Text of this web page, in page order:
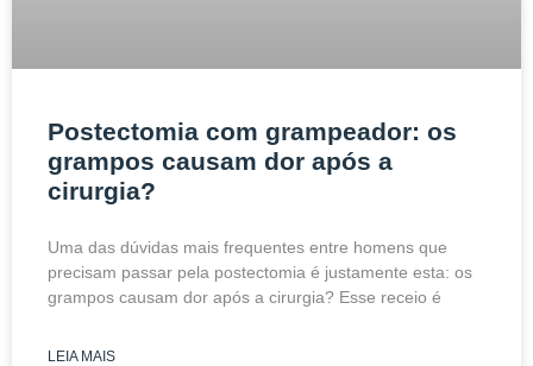
Postectomia com grampeador: os
grampos causam dor após a
cirurgia?
Uma das dúvidas mais frequentes entre homens que
precisam passar pela postectomia é justamente esta: os
grampos causam dor após a cirurgia? Esse receio é
LEIA MAIS